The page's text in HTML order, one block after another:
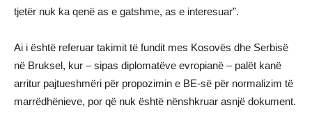
tjetër nuk ka qenë as e gatshme, as e interesuar”.
Ai i është referuar takimit të fundit mes Kosovës dhe Serbisë
në Bruksel, kur – sipas diplomatëve evropianë – palët kanë
arritur pajtueshmëri për propozimin e BE-së për normalizim të
marrëdhënieve, por që nuk është nënshkruar asnjë dokument.